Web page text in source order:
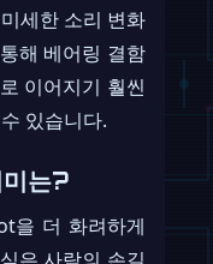
세한 소리 변화
해 베어링 결함
이어지기 훨씬
있습니다.
미는?
을 더 화려하게
은 사람의 손길